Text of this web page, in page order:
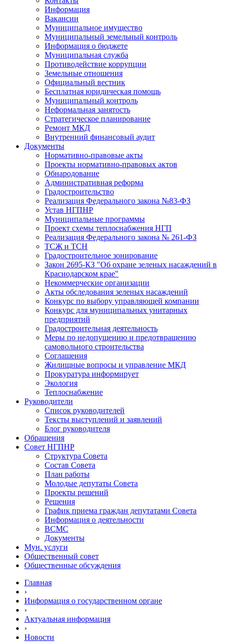
Информация
Вакансии
Муниципальное имущество
Муниципальный земельный контроль
Информация о бюджете
Муниципальная служба
Противодействие коррупции
Земельные отношения
Официальный вестник
Бесплатная юридическая помощь
Муниципальный контроль
Неформальная занятость
Стратегическое планирование
Ремонт МКД
Внутренний финансовый аудит
Документы
Нормативно-правовые акты
Проекты нормативно-правовых актов
Обнародование
Административная реформа
Градостроительство
Реализация Федерального закона №83-ФЗ
Устав НГПНР
Муниципальные программы
Проект схемы теплоснабжения НГП
Реализация Федерального закона № 261-ФЗ
ТСЖ и ТСН
Градостроительное зонирование
Закон 2695-КЗ "Об охране зеленых насаждений в
Краснодарском крае"
Некоммерческие организации
Акты обследования зеленых насаждений
Конкурс по выбору управляющей компании
Конкурс для муниципальных унитарных
предприятий
Градостроительная деятельность
Меры по недопущению и предотвращению
самовольного строительства
Соглашения
Жилищные вопросы и управление МКД
Прокуратура информирует
Экология
Теплоснабжение
Руководители
Список руководителей
Тексты выступлений и заявлений
Блог руководителя
Обращения
Совет НГПНР
Структура Совета
Состав Совета
План работы
Молодые депутаты Совета
Проекты решений
Решения
График приема граждан депутатами Совета
Информация о деятельности
ВСМС
Документы
Мун. услуги
Общественный совет
Общественные обсуждения
Главная
›
Информация о государственном органе
›
Актуальная информация
›
Новости